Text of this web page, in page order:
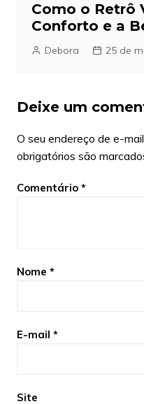
Como o Retrô
Conforto e a
Debora 25 de
Deixe um
O seu endereço de e-
obrigatórios são
Comentário *
Nome *
E-mail *
Site